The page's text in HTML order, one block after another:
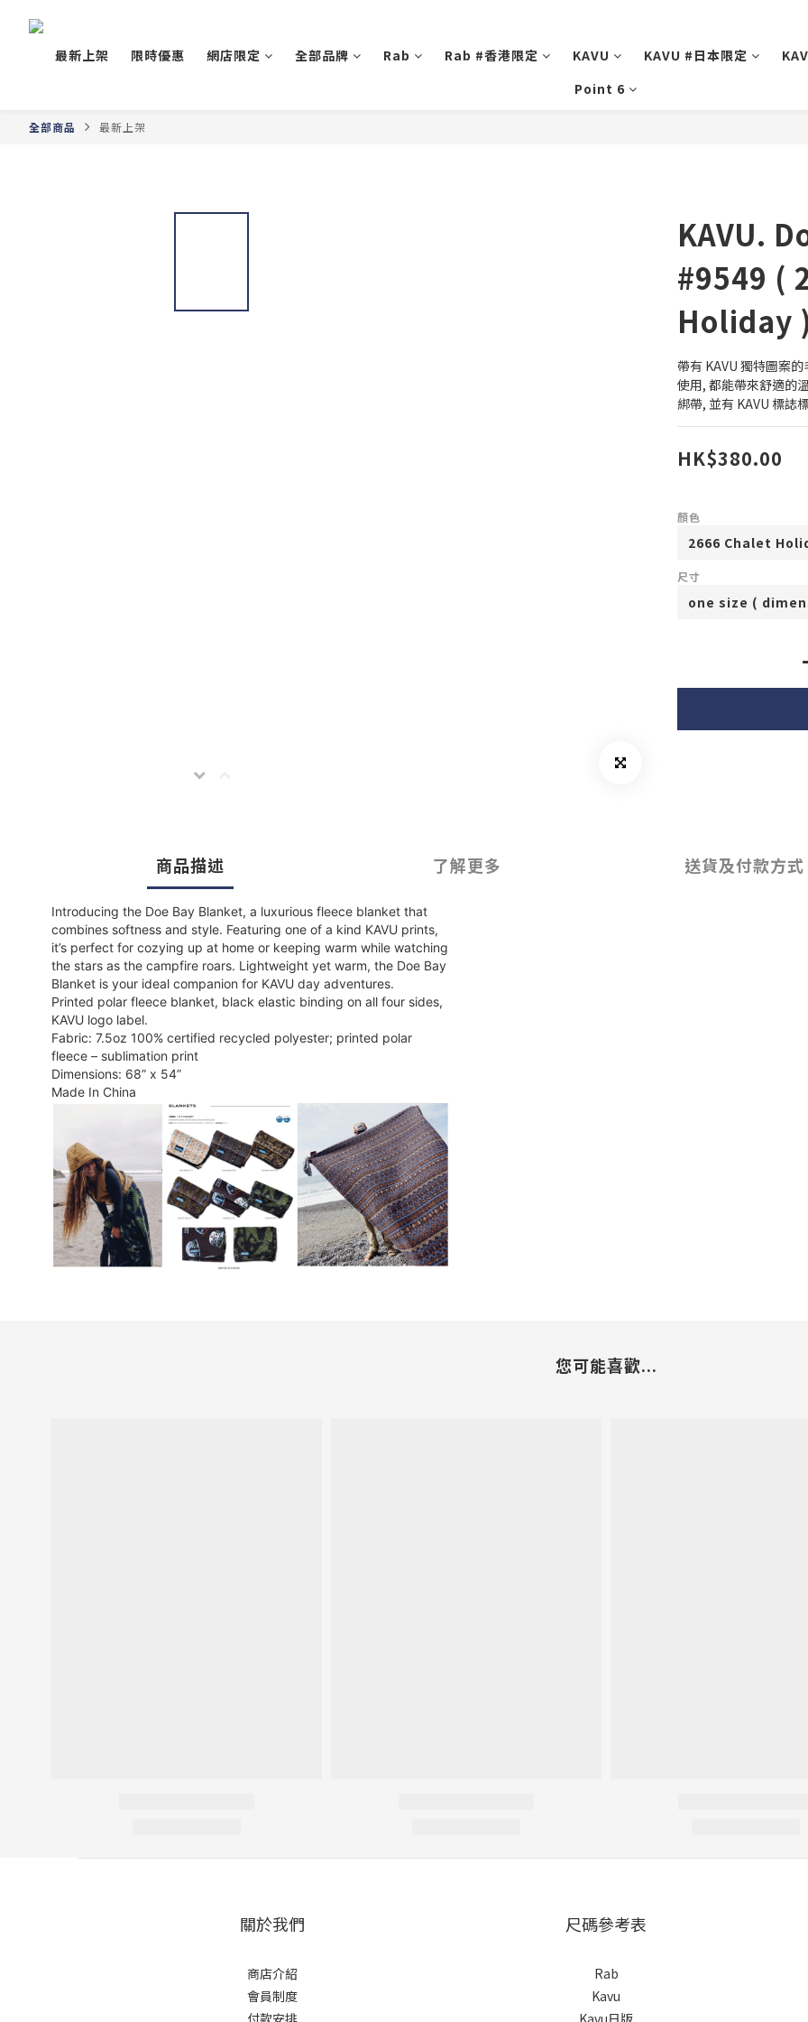
最新上架 限時優惠 網店限定 全部品牌 Rab Rab #香港限定 KAVU KAVU #日本限定
Point 6
全部商品 最新上架
KAVU.
#9549 (
Holiday
帶有 KAVU 獨特圖案
使用, 都能帶來舒適的
綁帶, 並有 KAVU 標誌
HK$380.00
顏色
尺寸
商品描述 了解更多 送貨及付款方式
Introducing the Doe Bay Blanket, a luxurious fleece blanket that
combines softness and style. Featuring one of a kind KAVU prints,
it’s perfect for cozying up at home or keeping warm while watching
the stars as the campfire roars. Lightweight yet warm, the Doe Bay
Blanket is your ideal companion for KAVU day adventures.
Printed polar fleece blanket, black elastic binding on all four sides,
KAVU logo label.
Fabric: 7.5oz 100% certified recycled polyester; printed polar
fleece – sublimation print
Dimensions: 68” x 54”
Made In China
您可能喜歡...
關於我們
商店介紹
會員制度
付款安排
尺碼參考表
Rab
Kavu
Kavu日版